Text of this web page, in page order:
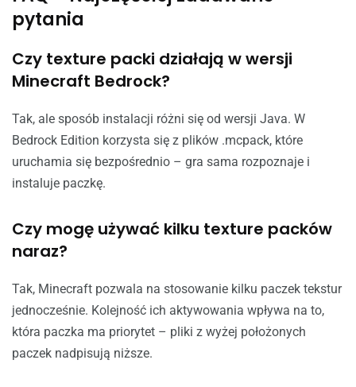
pytania
Czy texture packi działają w wersji
Minecraft Bedrock?
Tak, ale sposób instalacji różni się od wersji Java. W
Bedrock Edition korzysta się z plików .mcpack, które
uruchamia się bezpośrednio – gra sama rozpoznaje i
instaluje paczkę.
Czy mogę używać kilku texture packów
naraz?
Tak, Minecraft pozwala na stosowanie kilku paczek tekstur
jednocześnie. Kolejność ich aktywowania wpływa na to,
która paczka ma priorytet – pliki z wyżej położonych
paczek nadpisują niższe.